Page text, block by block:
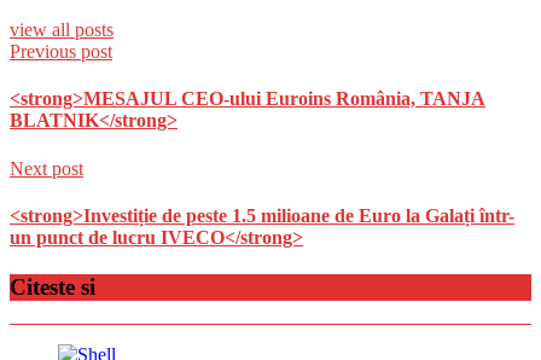
view all posts
Previous post
<strong>MESAJUL CEO-ului Euroins România, TANJA
BLATNIK</strong>
Next post
<strong>Investiție de peste 1.5 milioane de Euro la Galați într-
un punct de lucru IVECO</strong>
Citeste si